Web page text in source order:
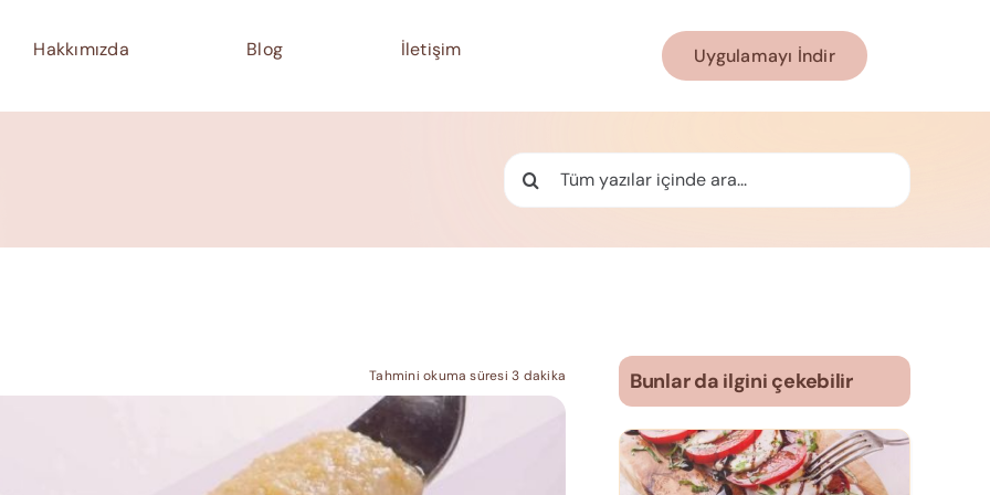
Hakkımızda Blog İletişim Uygulamayı İndir
Ara:
Tahmini okuma süresi 3 dakika Bunlar da ilgini çekebilir